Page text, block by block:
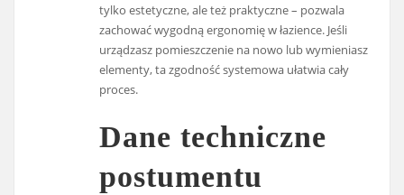
tylko estetyczne, ale też praktyczne – pozwala
zachować wygodną ergonomię w łazience. Jeśli
urządzasz pomieszczenie na nowo lub wymieniasz
elementy, ta zgodność systemowa ułatwia cały
proces.
Dane techniczne
postumentu